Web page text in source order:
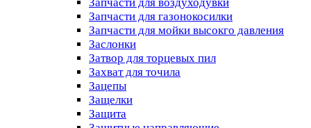
Запчасти для газонокосилки
Запчасти для мойки высокго давления
Заслонки
Затвор для торцевых пил
Захват для точила
Зацепы
Защелки
Защита